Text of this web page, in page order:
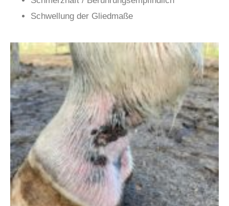
Schwellung der Gliedmaße